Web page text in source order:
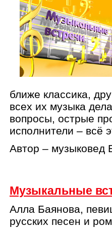
ближе классика,
всех их музыка
вопросы, острые
исполнители – всё
Автор –
Музыкальные
Алла Баянова,
русских песен и